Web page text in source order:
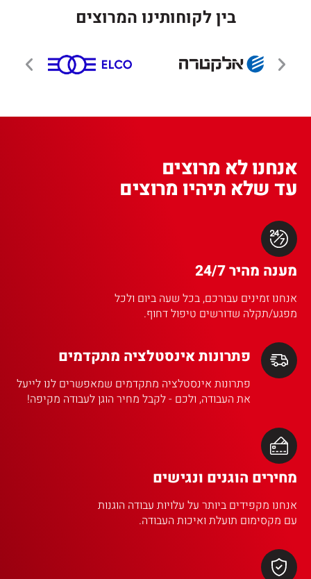
בין לקוחותינו המרוצים
אנחנו לא מרוצים
עד שלא תיהיו מרוצים
מענה מהיר 24/7
אנחנו זמינים עבורכם, בכל שעה ביום ולכל
מפגע/תקלה שדורשים טיפול דחוף.
פתרונות אינסטלציה מתקדמים
פתרונות אינסטלציה מתקדמים שמאפשרים לנו לייעל
את העבודה, ולכם - לקבל מחיר הוגן לעבודה מקיפה!
מחירים הוגנים ונגישים
אנחנו מקפידים ביותר על עלויות עבודה הוגנות
עם מקסימום תועלת ואיכות העבודה.